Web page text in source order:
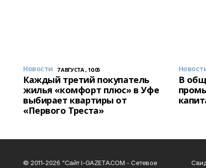
Новости 7 АВГУСТА , 10:05
Каждый третий покупатель
жилья «комфорт плюс» в Уфе
выбирает квартиры от
«Первого Треста»
В
© 2011-2026 "Сайт I-GAZETA.COM - Сетевое